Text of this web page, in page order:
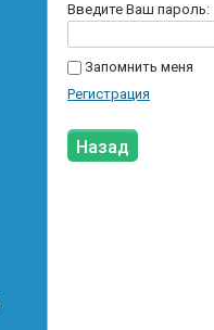
Введите Ваш пароль:
Запомнить меня
Регистрация
Назад